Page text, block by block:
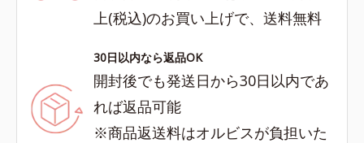
上(税込)のお買い上げで、送料無料
30日以内なら返品OK
開封後でも発送日から30日以内であ
れば返品可能
※商品返送料はオルビスが負担いた